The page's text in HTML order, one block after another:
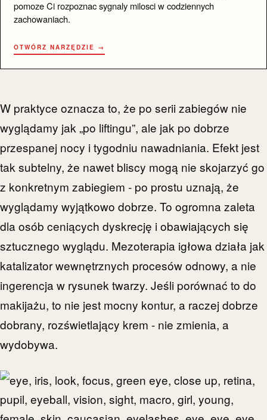
pomoze Ci rozpoznac sygnaly milosci w codziennych
zachowaniach.
OTWÓRZ NARZĘDZIE →
W praktyce oznacza to, że po serii zabiegów nie
wyglądamy jak „po liftingu”, ale jak po dobrze
przespanej nocy i tygodniu nawadniania. Efekt jest
tak subtelny, że nawet bliscy mogą nie skojarzyć go
z konkretnym zabiegiem - po prostu uznają, że
wyglądamy wyjątkowo dobrze. To ogromna zaleta
dla osób ceniących dyskrecję i obawiających się
sztucznego wyglądu. Mezoterapia igłowa działa jak
katalizator wewnętrznych procesów odnowy, a nie
ingerencja w rysunek twarzy. Jeśli porównać to do
makijażu, to nie jest mocny kontur, a raczej dobrze
dobrany, rozświetlający krem - nie zmienia, a
wydobywa.